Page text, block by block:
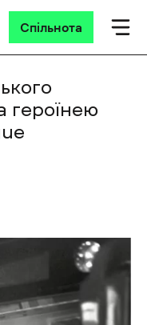
Спільнота
героїнею